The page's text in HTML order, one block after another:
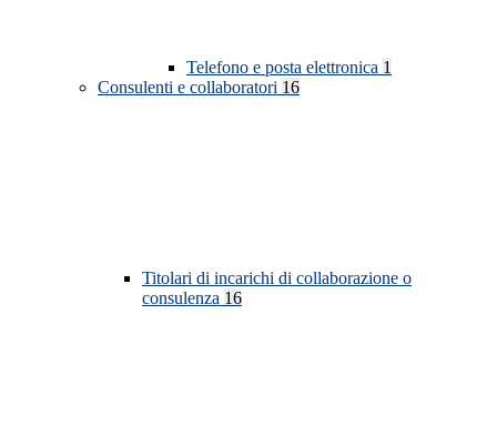
Telefono e posta elettronica 1
Consulenti e collaboratori 16
Titolari di incarichi di collaborazione o
consulenza 16